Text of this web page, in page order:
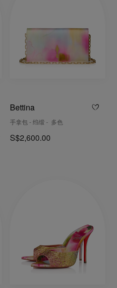
Bettina
手拿包 - 绉缎 - 多色
S$2,600.00